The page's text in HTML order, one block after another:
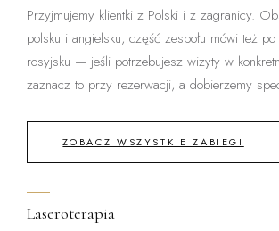
Przyjmujemy klientki z Polski i z zagranicy.
polsku i angielsku, część zespołu mówi też
rosyjsku — jeśli potrzebujesz wizyty w
zaznacz to przy rezerwacji, a dobierzemy
ZOBACZ WSZYSTKIE ZABIEGI
Laseroterapia